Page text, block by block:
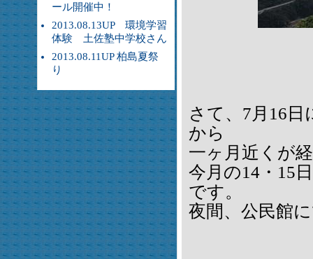
ール開催中！
2013.08.13UP 環境学習
体験 土佐塾中学校さん
2013.08.11UP 柏島夏祭
り
さて、7月16
から
一ヶ月近くが
今月の14・15
です。
夜間、公民館